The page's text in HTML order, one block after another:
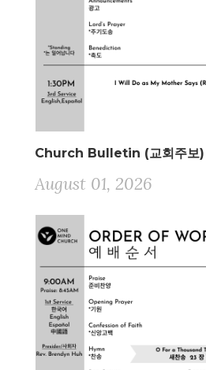
Church Bulletin (교회주
August 01, 2026